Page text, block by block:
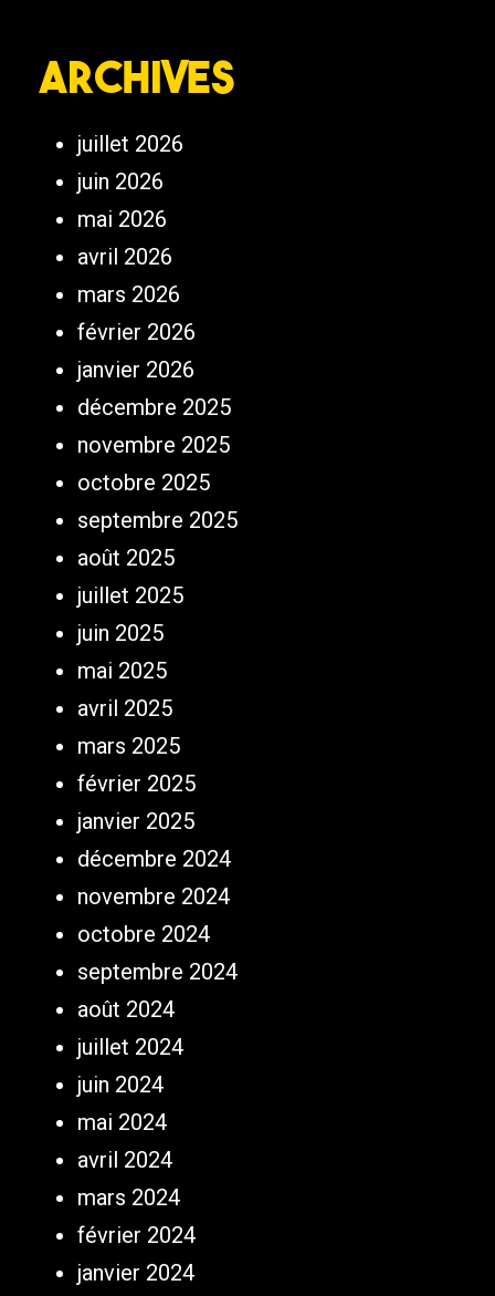
Archives
juillet 2026
juin 2026
mai 2026
avril 2026
mars 2026
février 2026
janvier 2026
décembre 2025
novembre 2025
octobre 2025
septembre 2025
août 2025
juillet 2025
juin 2025
mai 2025
avril 2025
mars 2025
février 2025
janvier 2025
décembre 2024
novembre 2024
octobre 2024
septembre 2024
août 2024
juillet 2024
juin 2024
mai 2024
avril 2024
mars 2024
février 2024
janvier 2024